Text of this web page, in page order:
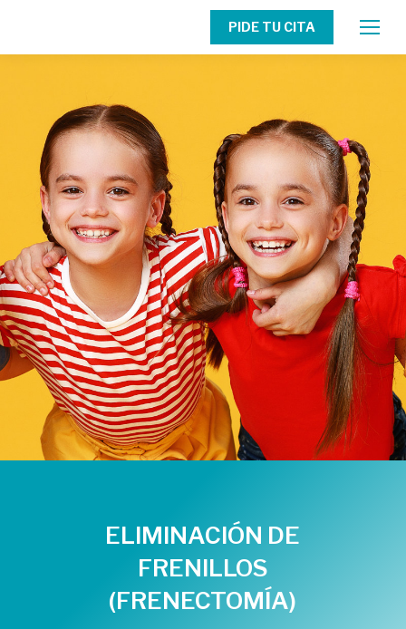
PIDE TU CITA
ELIMINACIÓN DE
FRENILLOS
(FRENECTOMÍA)